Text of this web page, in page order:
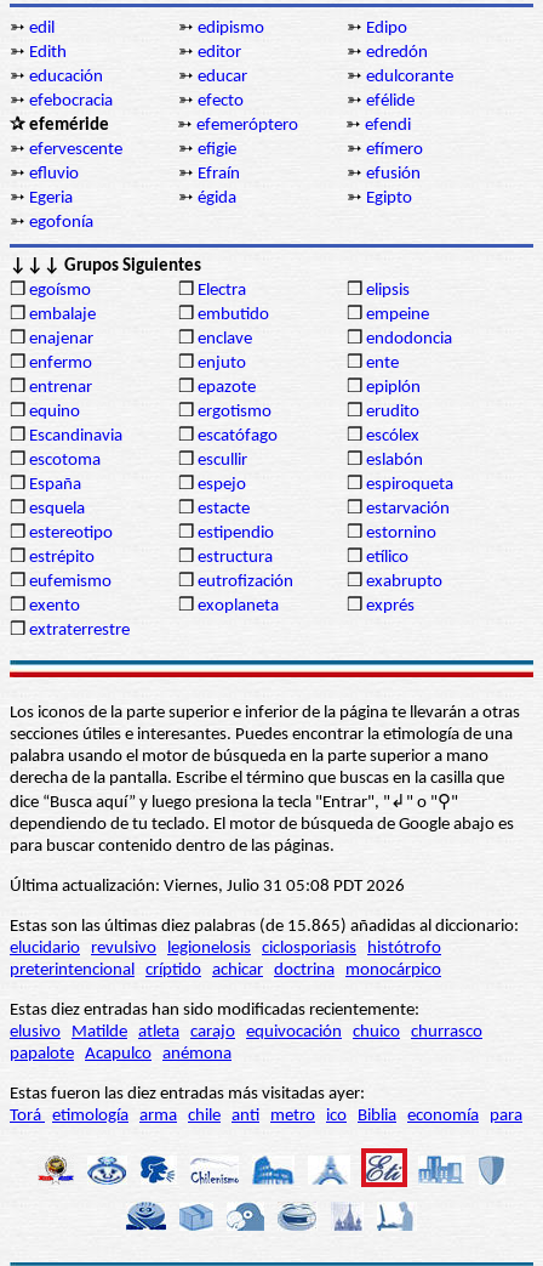
➳ edil ➳ edipismo ➳ Edipo
➳ Edith ➳ editor ➳ edredón
➳ educación ➳ educar ➳ edulcorante
➳ efebocracia ➳ efecto ➳ efélide
✰ efeméride
➳ efemeróptero ➳ efendi
➳ efervescente ➳ efigie ➳ efímero
➳ efluvio ➳ Efraín ➳ efusión
➳ Egeria ➳ égida ➳ Egipto
➳ egofonía
↓↓↓ Grupos Siguientes
❒ egoísmo ❒ Electra ❒ elipsis
❒ embalaje ❒ embutido ❒ empeine
❒ enajenar ❒ enclave ❒ endodoncia
❒ enfermo ❒ enjuto ❒ ente
❒ entrenar ❒ epazote ❒ epiplón
❒ equino ❒ ergotismo ❒ erudito
❒ Escandinavia ❒ escatófago ❒ escólex
❒ escotoma ❒ escullir ❒ eslabón
❒ España ❒ espejo ❒ espiroqueta
❒ esquela ❒ estacte ❒ estarvación
❒ estereotipo ❒ estipendio ❒ estornino
❒ estrépito ❒ estructura ❒ etílico
❒ eufemismo ❒ eutrofización ❒ exabrupto
❒ exento ❒ exoplaneta ❒ exprés
❒ extraterrestre
Los iconos de la parte superior e inferior de la página te llevarán a otras
secciones útiles e interesantes. Puedes encontrar la etimología de una
palabra usando el motor de búsqueda en la parte superior a mano
derecha de la pantalla. Escribe el término que buscas en la casilla que
dice “Busca aquí” y luego presiona la tecla "Entrar", "↲" o "⚲"
dependiendo de tu teclado. El motor de búsqueda de Google abajo es
para buscar contenido dentro de las páginas.
Última actualización: Viernes, Julio 31 05:08 PDT 2026
Estas son las últimas diez palabras (de 15.865) añadidas al diccionario:
elucidario
revulsivo legionelosis ciclosporiasis
histótrofo
preterintencional críptido achicar doctrina monocárpico
Estas diez entradas han sido modificadas recientemente:
elusivo
Matilde atleta carajo equivocación chuico churrasco
papalote Acapulco anémona
Estas fueron las diez entradas más visitadas ayer:
Torá etimología arma chile anti metro ico Biblia economía para